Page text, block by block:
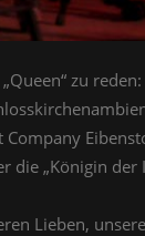
zu
die „Königin
Lieben,